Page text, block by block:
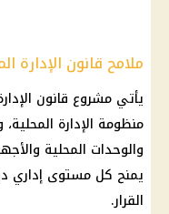
ملامح قانون الإدارة
يأتي مشروع قانون
منظومة الإدارة
والوحدات المحلية
يمنح كل مستوى إداري
القرار.